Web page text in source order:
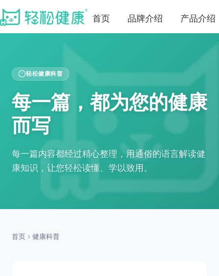
首页 品牌介绍 产品介绍
轻松健康科普
每一篇，都为您的健康
而写
每一篇内容都经过精心整理，用通俗的语言解读健
康知识，让您轻松读懂、学以致用。
首页 健康科普